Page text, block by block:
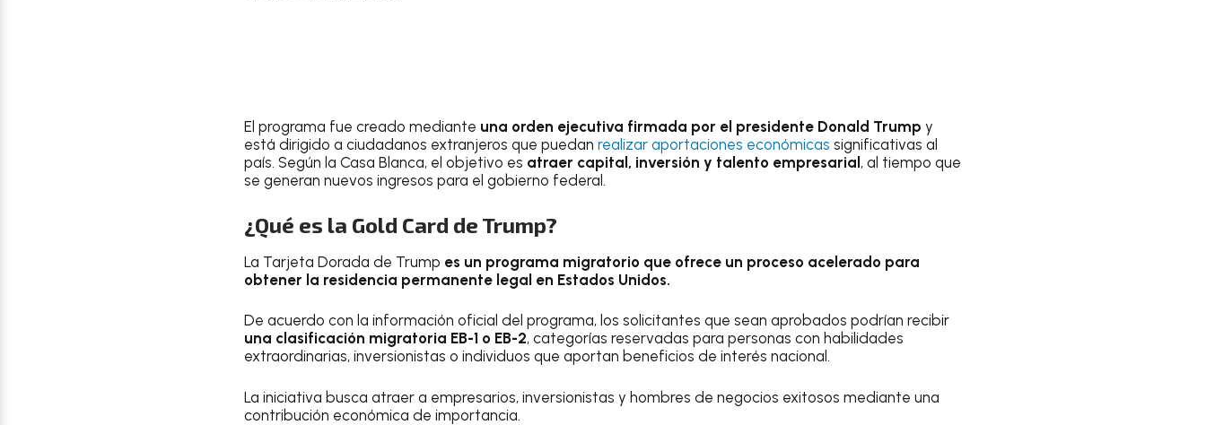
El programa fue creado mediante una orden ejecutiva firmada por el presidente Donald Trump y
está dirigido a ciudadanos extranjeros que puedan realizar aportaciones económicas significativas al
país. Según la Casa Blanca, el objetivo es atraer capital, inversión y talento empresarial , al tiempo que
se generan nuevos ingresos para el gobierno federal.
¿Qué es la Gold Card de Trump?
La Tarjeta Dorada de Trump es un programa migratorio que ofrece un proceso acelerado para
obtener la residencia permanente legal en Estados Unidos.
De acuerdo con la información oficial del programa, los solicitantes que sean aprobados podrían recibir
una clasificación migratoria EB-1 o EB-2, categorías reservadas para personas con habilidades
extraordinarias, inversionistas o individuos que aportan beneficios de interés nacional.
La iniciativa busca atraer a empresarios, inversionistas y hombres de negocios exitosos mediante una
contribución económica de importancia.